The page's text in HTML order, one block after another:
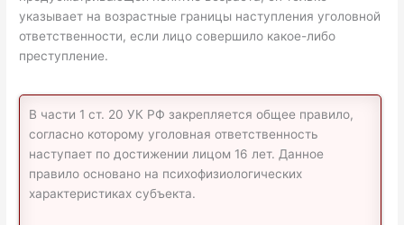
указывает на возрастные границы наступления уголовной
ответственности, если лицо совершило какое-либо
преступление.
В части 1 ст. 20 УК РФ закрепляется общее правило,
согласно которому уголовная ответственность
наступает по достижении лицом 16 лет. Данное
правило основано на психофизиологических
характеристиках субъекта.